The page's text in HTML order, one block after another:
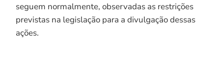
seguem normalmente, observadas as restrições
previstas na legislação para a divulgação dessas
ações.